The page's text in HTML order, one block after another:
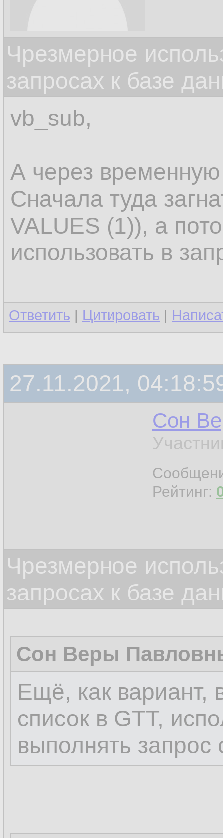
Чрезмерное
запросах к базе
vb_sub,
А через
Сначала туда
VALUES (1)), а
использовать в
Ответить | Цитировать |
27.11.2021,
Сон
Рейтинг:
Чрезмерное
запросах к базе
Сон Веры
Ещё, как вариант,
список в GTT,
выполнять